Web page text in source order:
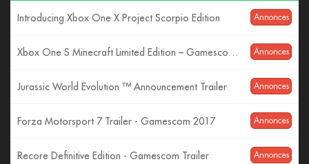
Annonces
Introducing Xbox One X Project Scorpio Edition
Annonces
Annonces
Jurassic World Evolution ™ Announcement Trailer
Annonces
Forza Motorsport 7 Trailer - Gamescom 2017
Annonces
Recore Definitive Edition - Gamescom Trailer